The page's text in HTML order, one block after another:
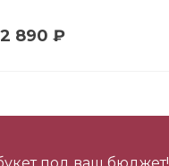
2 890 ₽